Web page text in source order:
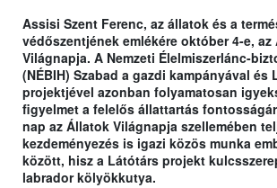
Assisi Szent Ferenc, az állatok és a
védőszentjének emlékére október 4-e,
Világnapja. A Nemzeti Élelmiszerlánc-
(NÉBIH) Szabad a gazdi kampányával és
projektjével azonban folyamatosan
figyelmet a felelős állattartás
nap az Állatok Világnapja szellemében
kezdeményezés is igazi közös munka
között, hisz a Látótárs projekt
labrador kölyökkutya.